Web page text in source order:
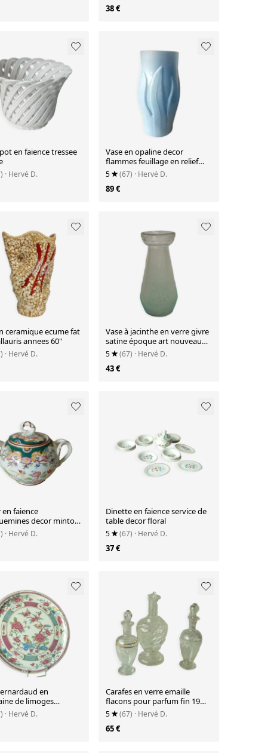
38 €
en faience tressee
· Hervé D.
Vase en opaline decor
flammes feuillage en relief
epoque art nouveau
5 (67) · Hervé D.
89 €
ceramique ecume fat
annees 60''
· Hervé D.
Vase à jacinthe en verre givre
satine époque art nouveau
debut 20ème
5 (67) · Hervé D.
43 €
en faience
decor minton
5 /215
· Hervé D.
Dinette en faience service de
table decor floral
5 (67) · Hervé D.
37 €
en
de limoges
a la main
· Hervé D.
Carafes en verre emaille
flacons pour parfum fin 19
eme
5 (67) · Hervé D.
65 €